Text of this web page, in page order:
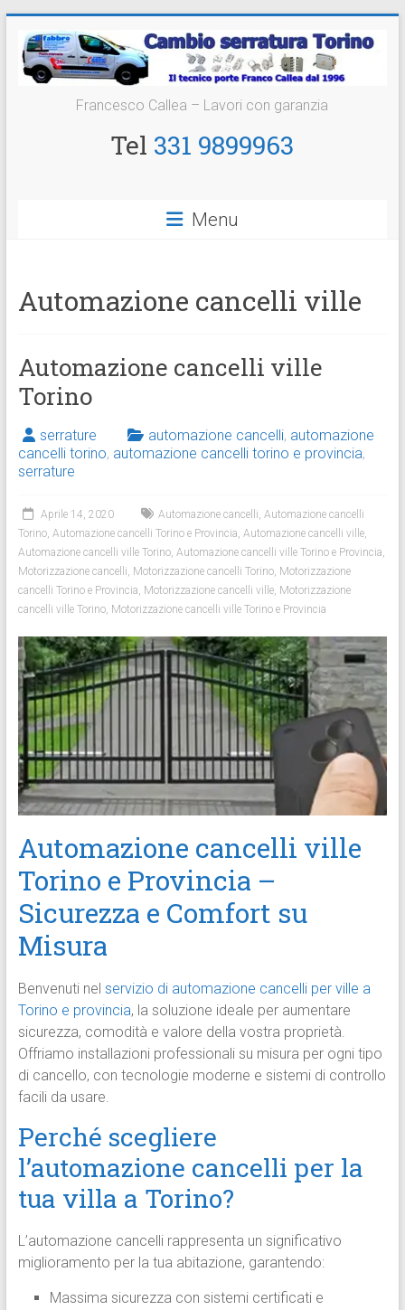
contenuto
Cambio
Serratura
Francesco Callea – Lavori con garanzia
Tel 331 9899963
Menu
Automazione cancelli ville
Automazione cancelli ville
Torino
serrature automazione cancelli, automazione
cancelli torino, automazione cancelli torino e provincia,
serrature
Aprile 14, 2020 Automazione cancelli, Automazione cancelli
Torino, Automazione cancelli Torino e Provincia, Automazione cancelli ville,
Automazione cancelli ville Torino, Automazione cancelli ville Torino e Provincia,
Motorizzazione cancelli, Motorizzazione cancelli Torino, Motorizzazione
cancelli Torino e Provincia, Motorizzazione cancelli ville, Motorizzazione
cancelli ville Torino, Motorizzazione cancelli ville Torino e Provincia
Automazione cancelli ville
Torino e Provincia –
Sicurezza e Comfort su
Misura
Benvenuti nel servizio di automazione cancelli per ville a
Torino e provincia, la soluzione ideale per aumentare
sicurezza, comodità e valore della vostra proprietà.
Offriamo installazioni professionali su misura per ogni tipo
di cancello, con tecnologie moderne e sistemi di controllo
facili da usare.
Perché scegliere
l’automazione cancelli per la
tua villa a Torino?
L’automazione cancelli rappresenta un significativo
miglioramento per la tua abitazione, garantendo:
Massima sicurezza con sistemi certificati e